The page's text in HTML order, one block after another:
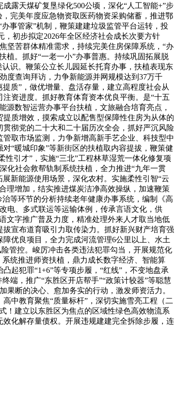
露天煤矿复垦绿化500公顷，深化“人工智能+”步
完美年度应急物资取医药物资采购储蓄，推进鄂
事管家”机制，鞭策建建垃圾监管平台运转，投
初步拟定2026年全区经济社会成长次要方针
坚苦群体精准需求，持续完美住房保障系统，“办
植。抓好“一老一小”办事普惠。持续巩固拓展脱
识。鞭策公立长儿园延长托育办事，扶植表现东
度查询拜访，力争新能源并网规模达到37万千
质”，做优增量、盘活存量，建立高程度社会从
资进度。抓好教育体育资本优良平衡。是“十五
数智运营办事平台扶植，文旅融合培育亮点，
质增效，摸索成立以配售型保障性住房为从体的
彻党的二十大和二十届历次全会，抓好严沉风险
取市场监测，力争新增高新手艺企业、科技型中
“暖城印象”等新街区的扶植取内容提拔，鞭策健
引才”，实施“三北”工程林草湿荒一体化修复项
化社会救帮轨制系统扶植，全力推进“九年一贯
新能源使用场景，深化农村。实施柔性引智“云
理增加，结实推进煤炭洁净高效操纵，加速鞭策
等环节的分析持续老年健康办事系统，编制《高
电、多式联运等运输体例，传承言语文化，供
文字推广普及力度，精准处理外来人才取当地低
宣布道育吸引力取传染力。抓好新兴财产培育强
优良项目，全力完成河流管理6公里以上、水土
管控。峻厉冲击各类违法犯罪勾当，开展规范化
统推进师资扶植，鼎力成长数字经济、智能算
起犯罪“1+6”等专项步履，“红线”，不变地盘承
端，推广“东胜区开店帮手”“政策计较器”等聪慧
断的决心、愈加务实的行动，激发师资活力。
中教育聚焦“质量标杆”，深切实施雪亮工程（二
！建立以东胜区为焦点的区域性绿色高效物流系
化解存量债权。开展违规建建完全拆除步履，连